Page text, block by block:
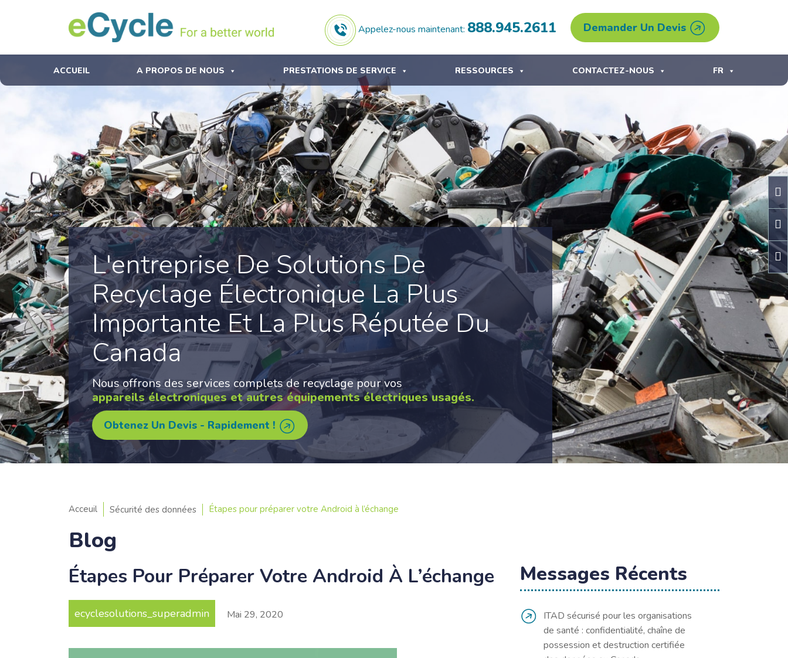
Appelez-nous maintenant: 888.945.2611 Demander Un Devis
ACCUEIL A PROPOS DE NOUS PRESTATIONS DE SERVICE RESSOURCES CONTACTEZ-NOUS FR
L'entreprise De Solutions De
Recyclage Électronique La Plus
Importante Et La Plus Réputée Du
Canada
Nous offrons des services complets de recyclage pour vos
appareils électroniques et autres équipements électriques usagés.
Obtenez Un Devis - Rapidement !
Acceuil Sécurité des données Étapes pour préparer votre Android à l’échange
Blog
Étapes Pour Préparer Votre Android À L’échange
ecyclesolutions_superadmin Mai 29, 2020
Messages Récents
ITAD sécurisé pour les organisations
de santé : confidentialité, chaîne de
possession et destruction certifiée